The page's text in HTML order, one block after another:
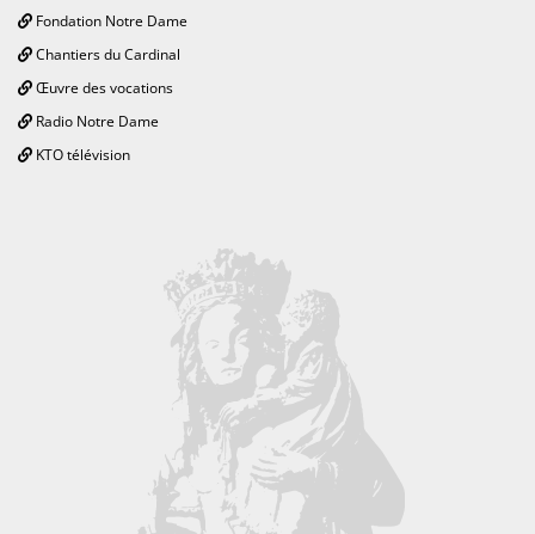
Fondation Notre Dame
Chantiers du Cardinal
Œuvre des vocations
Radio Notre Dame
KTO télévision